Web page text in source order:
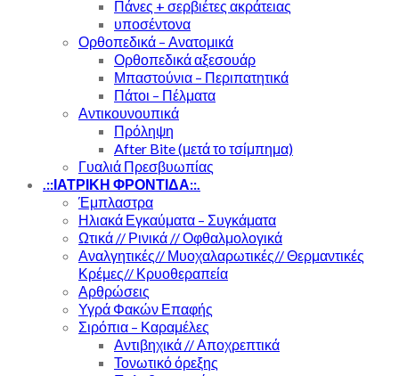
Πάνες + σερβιέτες ακράτειας
υποσέντονα
Ορθοπεδικά – Ανατομικά
Ορθοπεδικά αξεσουάρ
Μπαστούνια – Περιπατητικά
Πάτοι – Πέλματα
Αντικουνουπικά
Πρόληψη
After Bite (μετά το τσίμπημα)
Γυαλιά Πρεσβυωπίας
.::ΙΑΤΡΙΚΗ ΦΡΟΝΤΙΔΑ::.
Έμπλαστρα
Ηλιακά Εγκαύματα – Συγκάματα
Ωτικά // Ρινικά // Οφθαλμολογικά
Αναλγητικές// Μυοχαλαρωτικές// Θερμαντικές
Κρέμες// Κρυοθεραπεία
Αρθρώσεις
Υγρά Φακών Επαφής
Σιρόπια – Καραμέλες
Αντιβηχικά // Αποχρεπτικά
Τονωτικό όρεξης